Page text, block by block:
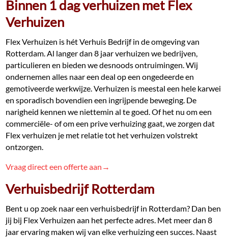
Binnen 1 dag verhuizen met Flex
Verhuizen
Flex Verhuizen is hét Verhuis Bedrijf in de omgeving van
Rotterdam. Al langer dan 8 jaar verhuizen we bedrijven,
particulieren en bieden we desnoods ontruimingen. Wij
ondernemen alles naar een deal op een ongedeerde en
gemotiveerde werkwijze. Verhuizen is meestal een hele karwei
en sporadisch bovendien een ingrijpende beweging. De
narigheid kennen we niettemin al te goed. Of het nu om een
commerciële- of om een prive verhuizing gaat, we zorgen dat
Flex verhuizen je met relatie tot het verhuizen volstrekt
ontzorgen.
Vraag direct een offerte aan→
Verhuisbedrijf Rotterdam
Bent u op zoek naar een verhuisbedrijf in Rotterdam? Dan ben
jij bij Flex Verhuizen aan het perfecte adres. Met meer dan 8
jaar ervaring maken wij van elke verhuizing een succes. Naast